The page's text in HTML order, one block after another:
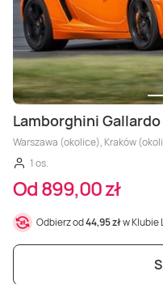
Lamborghini Gallardo
Warszawa (okolice), Kraków
1 os.
Od 899,00 zł
Odbierz od44,95 złw Klubie